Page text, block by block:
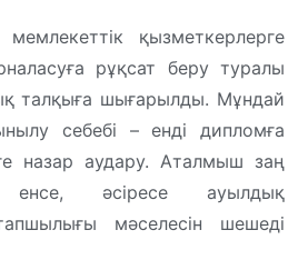
қызметкерлерге
рұқсат беру туралы
талқыға шығарылды. Мұндай
себебі – енді дипломға
назар аудару. Аталмыш заң
әсіресе ауылдық
мәселесін шешеді